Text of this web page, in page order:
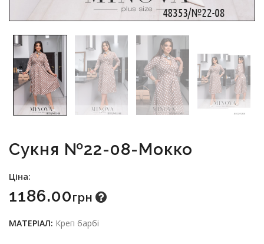
Сукня №22-08-Мокко
Ціна:
1186.00Грн
МАТЕРІАЛ: Креп барбі